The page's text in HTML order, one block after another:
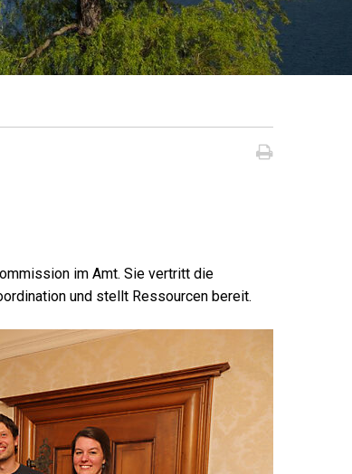
im Amt. Sie vertritt die
und stellt Ressourcen bereit.